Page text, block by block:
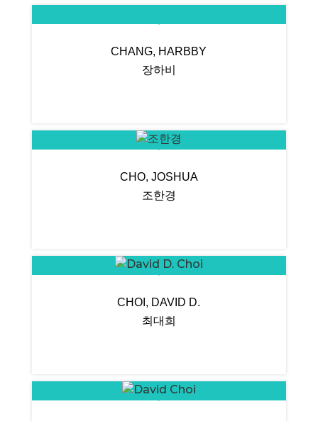
CHANG, HARBBY
장하비
CHO, JOSHUA
조한경
CHOI, DAVID D.
최대희